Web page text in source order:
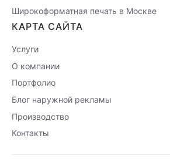
Широкоформатная печать в Москве
КАРТА САЙТА
Услуги
О компании
Портфолио
Блог наружной рекламы
Производство
Контакты